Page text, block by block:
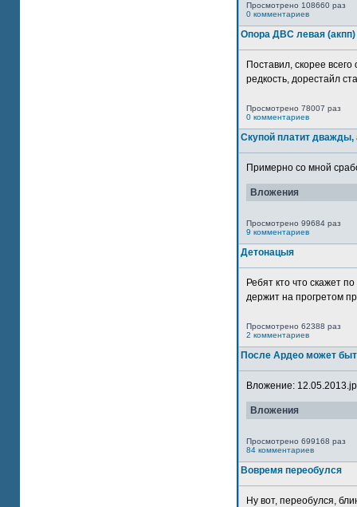
Просмотрено 108660 раз
0 комментариев
Опора ДВС левая (акпп)
Поставил, скорее
редкость, дорестайл
Просмотрено 78007 раз
0 комментариев
Скупой платит
Примерно со мной
Вложения
Просмотрено 99684 раз
9 комментариев
Детонацыя
Ребят кто что скажет
держит на прогретом
Просмотрено 62388 раз
2 комментариев
После Ардео может
Вложение:
Вложения
Просмотрено 699168 раз
84 комментариев
Вовремя переобулся
Ну вот, переобулся,